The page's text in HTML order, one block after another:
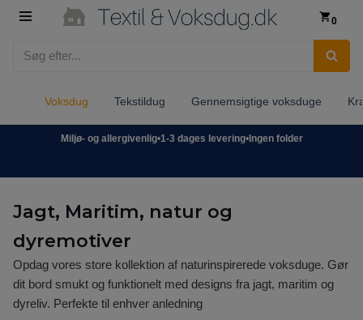
0
Voksdug Tekstildug Gennemsigtige voksduge
Miljø- og allergivenlig•1-3 dages levering•Ingen folder
Jagt, Maritim, natur og
dyremotiver
Opdag vores store kollektion af naturinspirerede voksduge. Gør
dit bord smukt og funktionelt med designs fra jagt, maritim og
dyreliv. Perfekte til enhver anledning